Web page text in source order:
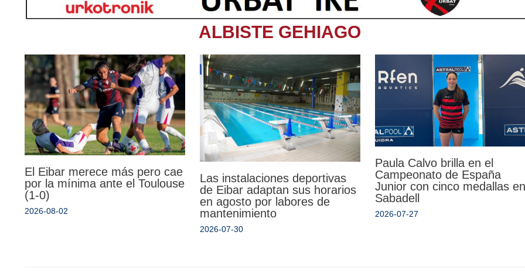
ALBISTE GEHIAGO
El Eibar merece más pero cae
por la mínima ante el Toulouse
(1-0)
2026-08-02
Las instalaciones deportivas
de Eibar adaptan sus horarios
en agosto por labores de
mantenimiento
2026-07-30
Paula Calvo brilla en el
Campeonato de España
Junior con cinco medallas en
Sabadell
2026-07-27